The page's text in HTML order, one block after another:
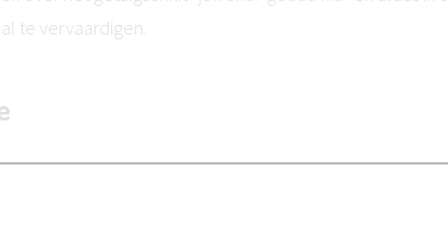
te vervaardigen.